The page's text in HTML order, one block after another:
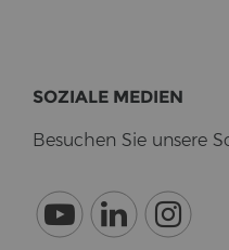
SO­ZIA­LE ME­DI­EN
Be­su­chen Sie un­se­re